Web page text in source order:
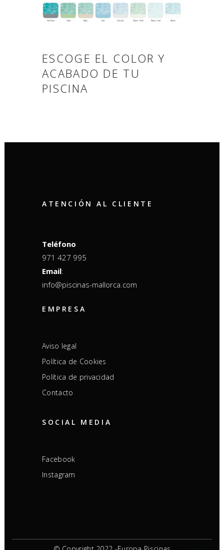
ESCOGE EL COLOR Y
ACABADO DE TU
PISCINA
ATENCIÓN AL CLIENTE
Teléfono
971 427 995
Email:
info@piscinas-mallorca.com
EMPRESA
Aviso legal
Política de Cookies
Política de privacidad
Contacto
SOCIAL MEDIA
Facebook
Instagram